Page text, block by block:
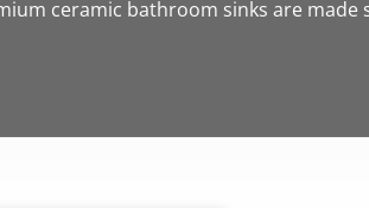
ceramic bathroom sinks are made